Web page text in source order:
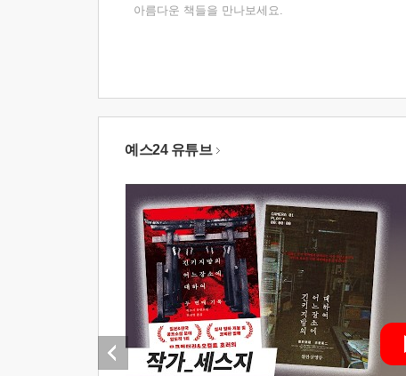
아름다운 책들을 만나보세요.
예스24 유튜브